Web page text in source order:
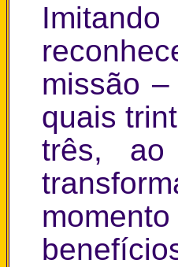
missão
quais
três,